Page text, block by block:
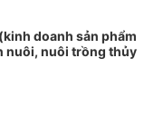
doanh sản phẩm
nuôi, nuôi trồng thủy